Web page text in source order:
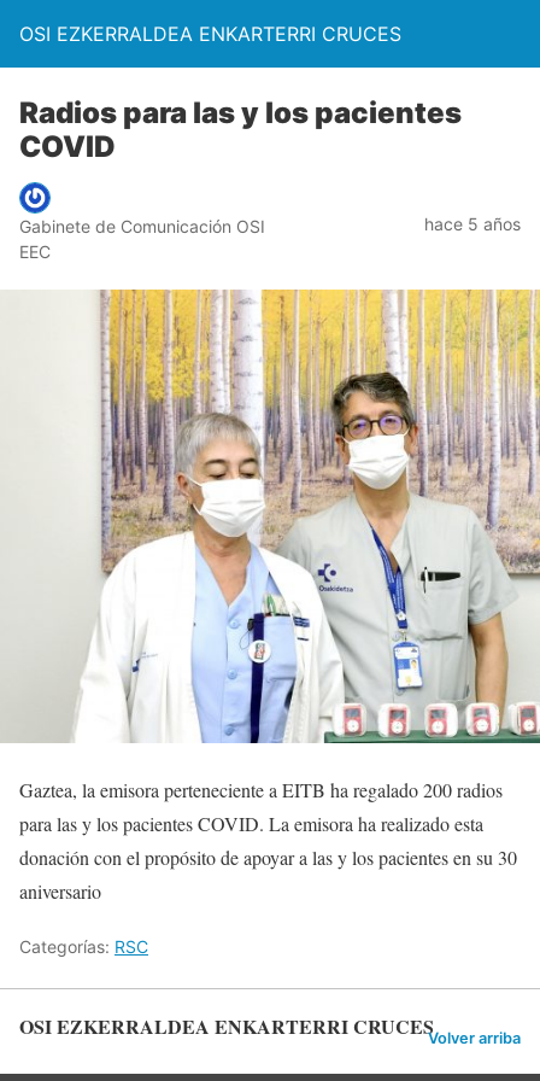
OSI EZKERRALDEA ENKARTERRI CRUCES
Radios para las y los pacientes
COVID
Gabinete de Comunicación OSI
EEC
hace 5 años
Gaztea, la emisora perteneciente a EITB ha regalado 200 radios
para las y los pacientes COVID. La emisora ha realizado esta
donación con el propósito de apoyar a las y los pacientes en su 30
aniversario
Categorías: RSC
OSI EZKERRALDEA ENKARTERRI CRUCESVolver arriba